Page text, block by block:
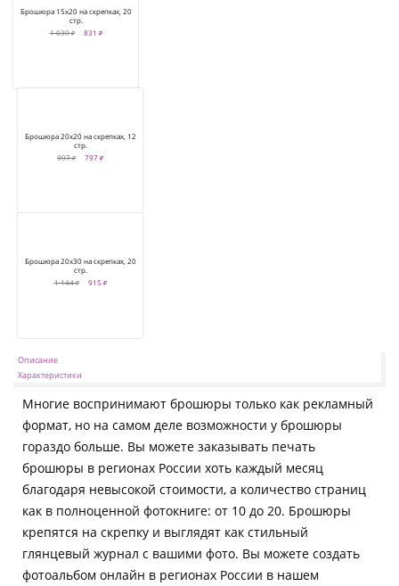
Брошюра 15х20 на скрепках, 20
стр.
1 039 ₽
831 ₽
Брошюра 20х20 на скрепках, 12
стр.
997 ₽
797 ₽
Брошюра 20х30 на скрепках, 20
стр.
1 144 ₽
915 ₽
Описание
Характеристики
Многие воспринимают брошюры только как рекламный
формат, но на самом деле возможности у брошюры
гораздо больше. Вы можете заказывать печать
брошюры в регионах России хоть каждый месяц
благодаря невысокой стоимости, а количество страниц
как в полноценной фотокниге: от 10 до 20. Брошюры
крепятся на скрепку и выглядят как стильный
глянцевый журнал с вашими фото. Вы можете создать
фотоальбом онлайн в регионах России в нашем